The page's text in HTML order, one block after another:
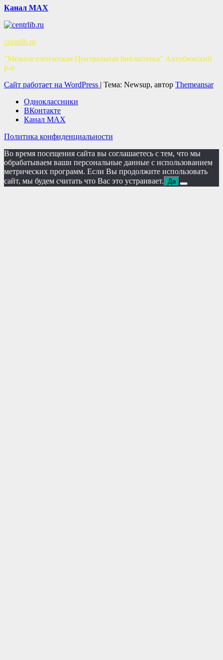
Канал MAX
centrlib.ru
"Межпоселенческая Центральная библиотека" Ахтубинский
р-н
Сайт работает на WordPress | Тема: Newsup, автор Themeansar
Одноклассники
ВКонтакте
Канал MAX
Политика конфиденциальности
Во время посещения сайта вы соглашаетесь с тем, что мы
обрабатываем ваши персональные данные с использованием
метрических программ. Если Вы продолжите использовать
сайт, мы будем считать что Вас это устраивает.
Да